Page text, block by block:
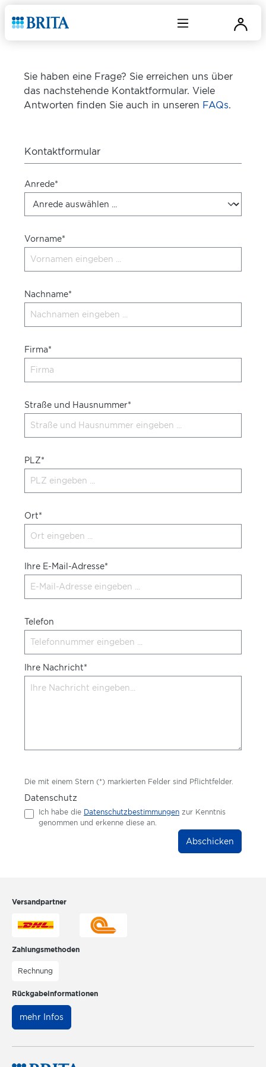
Sie haben eine Frage? Sie erreichen uns über
das nachstehende Kontaktformular. Viele
Antworten finden Sie auch in unseren FAQs.
Kontaktformular
Anrede*
Vorname*
Nachname*
Firma*
Straße und Hausnummer*
PLZ*
Ort*
Ihre E-Mail-Adresse*
Telefon
Ihre Nachricht*
Die mit einem Stern (*) markierten Felder sind Pflichtfelder.
Datenschutz
Ich habe die Datenschutzbestimmungen zur Kenntnis
genommen und erkenne diese an.
Abschicken
Versandpartner
Zahlungsmethoden
Rechnung
Rückgabeinformationen
mehr Infos